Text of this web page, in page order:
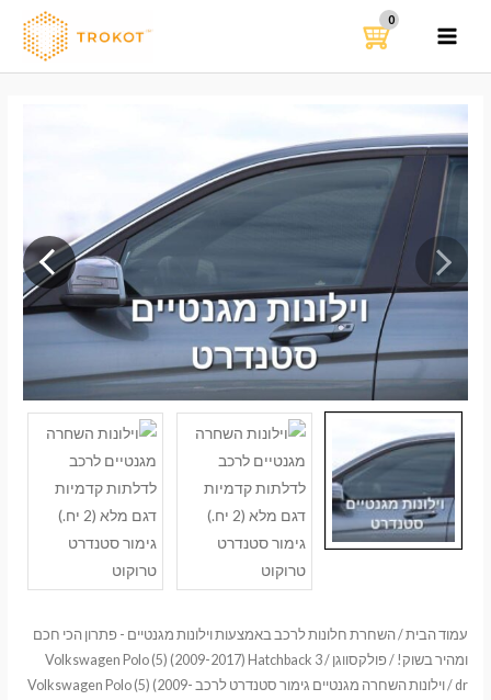
MAIN
עמוד הבית/השחרת חלונות לרכב באמצעות וילונות מגנטיים - פתרון הכי חכם
ומהיר בשוק! /פולקסווגן /
Volkswagen Polo (5) (2009-2017) Hatchback 3
dr
/ וילונות השחרה מגנטיים גימור סטנדרט לרכב Volkswagen Polo (5) (2009-